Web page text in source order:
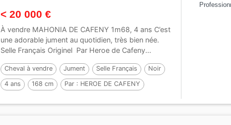
< 20 000 €
À vendre MAHONIA DE CAFENY 1m68, 4 ans C’est
une adorable jument au quotidien, très bien née.
Selle Français Originel Par Heroe de Cafeny...
Cheval à vendre Jument Selle Français Noir
4 ans 168 cm Par : HEROE DE CAFENY